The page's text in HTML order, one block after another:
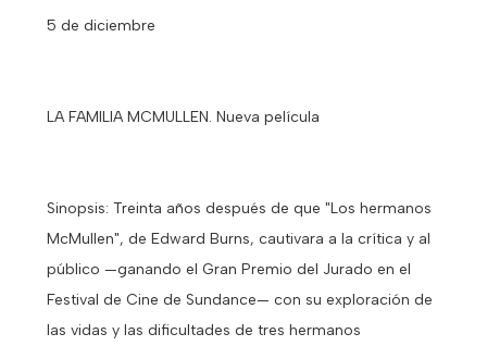
5 de diciembre
LA FAMILIA MCMULLEN. Nueva película
Sinopsis: Treinta años después de que "Los hermanos
McMullen", de Edward Burns, cautivara a la crítica y al
público —ganando el Gran Premio del Jurado en el
Festival de Cine de Sundance— con su exploración de
las vidas y las dificultades de tres hermanos